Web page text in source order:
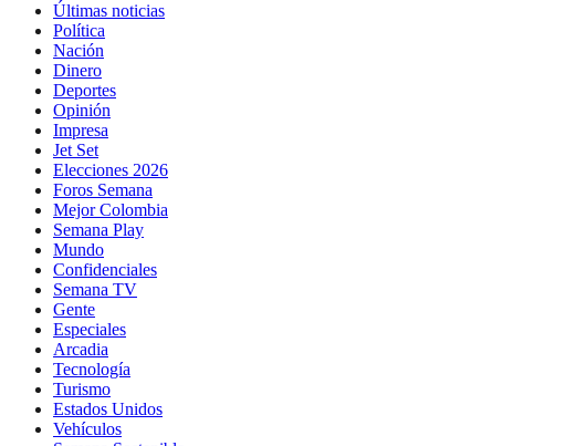
Últimas noticias
Política
Nación
Dinero
Deportes
Opinión
Impresa
Jet Set
Elecciones 2026
Foros Semana
Mejor Colombia
Semana Play
Mundo
Confidenciales
Semana TV
Gente
Especiales
Arcadia
Tecnología
Turismo
Estados Unidos
Vehículos